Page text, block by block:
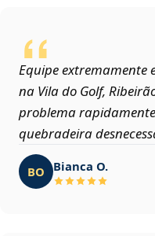
Equipe extremamente
na Vila do Golf,
problema
quebradeira
BO Bianca O.